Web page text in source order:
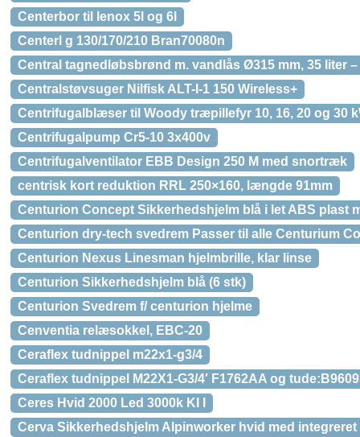
Centerbor til lenox 5l og 6l
Centerl g 130/170/210 Bran70080n
Central tagnedløbsbrønd m. vandlås Ø315 mm, 35 liter –
Centralstøvsuger Nilfisk ALT-I-1 150 Wireless+
Centrifugalblæser til Woody træpillefyr 10, 16, 20 og 30
Centrifugalpump Cr5-10 3x400v
Centrifugalventilator EBB Design 250 M med snortræk
centrisk kort reduktion RRL 250×160, længde 91mm
Centurion Concept Sikkerhedshjelm blå i let ABS plast
Centurion dry-tech svedrem Passer til alle Centurium
Centurion Nexus Linesman hjelmbrille, klar linse
Centurion Sikkerhedshjelm blå (6 stk)
Centurion Svedrem f/ centurion hjelme
Cenventia relæsokkel, EBC-20
Ceraflex tudnippel m22x1-g3/4
Ceraflex tudnippel M22X1-G3/4′ F1762AA og
Ceres Hvid 2000 Led 3000k Kl I
Cerva Sikkerhedshjelm Alpinworker hvid med